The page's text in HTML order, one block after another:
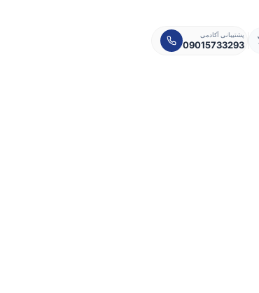
پشتیبانی آکادمی
09015733293